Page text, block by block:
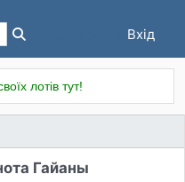
Вхід
лотів тут!
Гайаны